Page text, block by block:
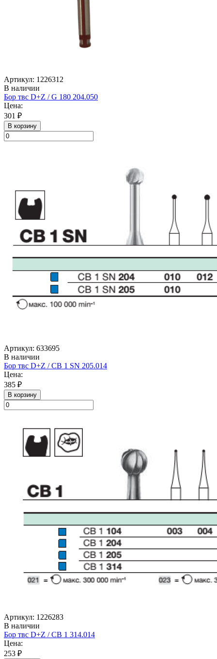
Артикул: 1226312
В наличии
Бор твс D+Z / G 180 204.050
Цена:
301 ₽
В корзину
Артикул: 633695
В наличии
Бор твс D+Z / CB 1 SN 205.014
Цена:
385 ₽
В корзину
Артикул: 1226283
В наличии
Бор твс D+Z / CB 1 314.014
Цена:
253 ₽